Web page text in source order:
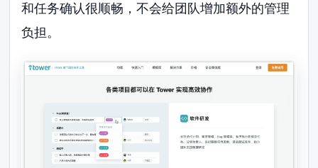
和任务确认很顺畅，不会给团队增加额外的管理
负担。